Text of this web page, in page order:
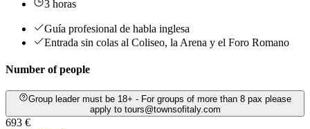
3 horas
Guía profesional de habla inglesa
Entrada sin colas al Coliseo, la Arena y el Foro Romano
Number of people
Group leader must be 18+ - For groups of more than 8 pax please
apply to tours@townsofitaly.com
693 €